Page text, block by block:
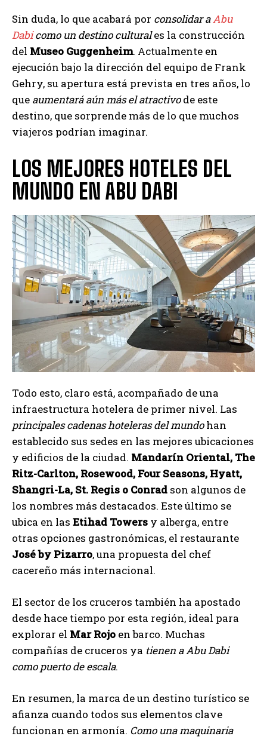
Sin duda, lo que acabará por consolidar aAbu
Dabicomo un destino culturales la construcción
del Museo Guggenheim. Actualmente en
ejecución bajo la dirección del equipo de Frank
Gehry, su apertura está prevista en tres años, lo
que aumentará aún más el atractivode este
destino, que sorprende más de lo que muchos
viajeros podrían imaginar.
LOS MEJORES HOTELES DEL
MUNDO EN ABU DABI
Todo esto, claro está, acompañado de una
infraestructura hotelera de primer nivel. Las
principales cadenas hoteleras del mundohan
establecido sus sedes en las mejores ubicaciones
y edificios de la ciudad. Mandarín Oriental, The
Ritz-Carlton, Rosewood, Four Seasons, Hyatt,
Shangri-La, St. Regis o Conrad son algunos de
los nombres más destacados. Este último se
ubica en las Etihad Towers y alberga, entre
otras opciones gastronómicas, el restaurante
José by Pizarro, una propuesta del chef
cacereño más internacional.
El sector de los cruceros también ha apostado
desde hace tiempo por esta región, ideal para
explorar el Mar Rojo en barco. Muchas
compañías de cruceros ya tienen a Abu Dabi
como puerto de escala.
En resumen, la marca de un destino turístico se
afianza cuando todos sus elementos clave
funcionan en armonía. Como una maquinaria